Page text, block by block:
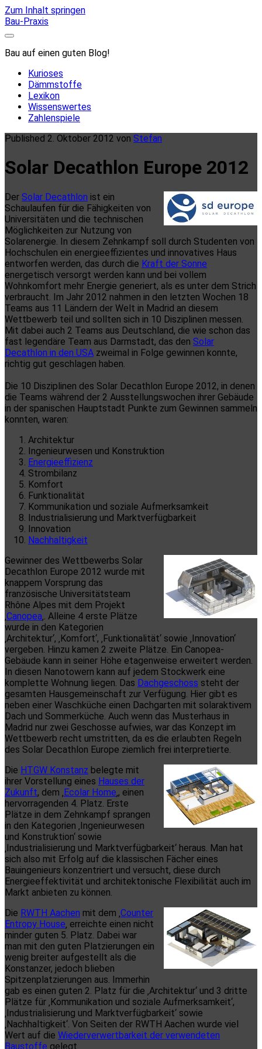
Zum Inhalt springen
Bau-Praxis
Bau auf einen guten Blog!
Kurioses
Dämmstoffe
Lexikon
Wissenswertes
Zahlenspiele
Published 2. Oktober 2012 von Stefan
Solar Decathlon Europe 2012
Der Solar Decathlon ist ein
Schaulaufen für die Fähigkeiten von
Universitäten und die technischen
Möglichkeiten zur Nutzung von
Solarenergie. In diesem Zehnkampf soll durch Studenten von
Hochschulen ein energieeffizientes und innovatives Haus
entworfen werden, das durch die Kraft der Sonne
energetisch versorgt werden kann und bei vollem
Wohnkomfort mehr Energie generiert, als es unter dem Strich
verbraucht. Im Jahr 2012 nahmen in den letzten Wochen 18
Teams aus 11 Ländern der Welt in Madrid an diesem
Wettbewerb teil und sollten sich in 10 Disziplinen messen.
Mit dabei auch 2 Teams aus Deutschland, die wie schon das
fast legendäre Team aus Darmstadt, das den Solar
Decathlon in den USA zweimal in Folge gewinnen konnte,
richtig gut geschlagen haben.
Die 10 Disziplinen des Solar Decathlon Europe 2012, in denen
die Teams während der 2 Ausstellungswochen ihrer Gebäude
in der spanischen Hauptstadt Punkte zum Gewinnen sammeln
konnten, waren:
Architektur
Ingenieurwesen und Konstruktion
Energieeffizienz
Strombilanz
Komfort
Funktionalität
Kommunikation und soziale Aufmerksamkeit
Industrialisierung und Marktverfügbarkeit
Innovation
Nachhaltigkeit
Gewinner des Wettbewerbs Solar
Decathlon Europe 2012 wurde mit
knappem Vorsprung das
französische Universitätsteam
Rhône Alpes mit dem Projekt
‚Canopea‚. Alleine 4 erste Plätze
wurde in den Kategorien
‚Architektur‘, ‚Komfort‘, ‚Funktionalität‘ sowie ‚Innovation‘
vergeben. Hinzu kamen 2 zweite Plätze. Ein Canopea-
Gebäude kann in seiner Höhe etagenweise erweitert werden.
In diesen Nanotowern kann auf jedem Stockwerk eine
komplette Wohnung liegen. Das Dachgeschoss steht der
gesamten Hausgemeinschaft zur Verfügung. Hier gibt es
neben einer Waschküche einen Dachgarten mit solaraktivem
Dach und Sommerküche. Auch wenn das Musterhaus in
Madrid nur zwei Geschosse aufwies, war das Konzept im
Wettbewerb recht umstritten, da es die erlaubten Regeln
des Solar Decathlon Europe ziemlich frei interpretierte.
Die HTGW Konstanz belegte mit
ihrer Vorstellung eines Hauses der
Zukunft, dem ‚Ecolar Home‚, einen
hervorragenden 4. Platz. Erste
Plätze in dem Zehnkampf sprangen
in den Kategorien ‚Ingenieurwesen
und Konstruktion‘ sowie
‚Industrialisierung und Marktverfügbarkeit‘ heraus. Man hat
sich also mit Erfolg auf die klassischen Fächer eines
Bauingenieurs konzentriert und versucht, diese durch
Energieeffektivität und architektonische Flexibilität auch im
Markt anbieten zu können.
Die RWTH Aachen mit dem ‚Counter
Entropy House‚ erreichte einen nicht
minder guten 5. Platz. Dabei war
man mit den guten Platzierungen ein
wenig breiter aufgestellt als die
Konstanzer, jedoch blieben
Spitzenplatzierungen aus. Immerhin
gab es einen guten 2. Platz für die ‚Architektur‘ und 3 dritte
Plätze für ‚Kommunikation und soziale Aufmerksamkeit‘,
‚Industrialisierung und Marktverfügbarkeit‘ sowie
‚Nachhaltigkeit‘. Von Seiten der RWTH Aachen wurde viel
Wert auf die Wiederverwertbarkeit der verwendeten
Baustoffe gelegt.